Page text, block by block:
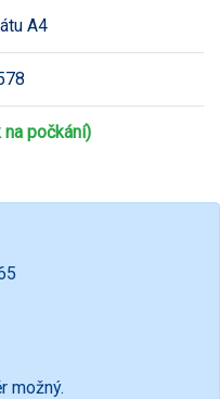
A4
počkání)
možný.